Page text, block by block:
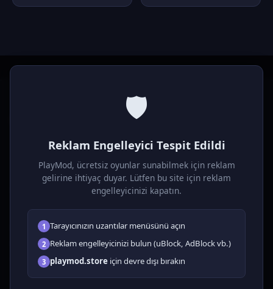
🛡️
Reklam Engelleyici Tespit Edildi
PlayMod, ücretsiz oyunlar sunabilmek için reklam
gelirine ihtiyaç duyar. Lütfen bu site için reklam
engelleyicinizi kapatın.
1 Tarayıcınızın uzantılar menüsünü açın
2 Reklam engelleyicinizi bulun (uBlock, AdBlock vb.)
3 playmod.store için devre dışı bırakın
Ücretsiz online HTML5 oyunlar! Aksiyon, bulmaca, spor ve
Tüm Oyunlar
🗺️ Macera
🧩 Bulmacalar
🎮 Tıklayıcı
💅 Kızlar